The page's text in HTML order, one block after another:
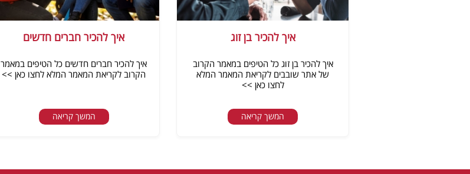
איך להכיר בן זוג
איך להכיר בן זוג כל הטיפים במאמר הקרוב
של אתר שובבים לקריאת המאמר המלא
לחצו כאן >>
המשך קריאה
איך להכיר חברים חדשים
איך להכיר חברים חדשים כל הטיפים במאמר
הקרוב לקריאת המאמר המלא לחצו כאן >>
המשך קריאה